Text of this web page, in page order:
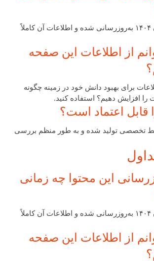
این محتوا در ۲ آبان ۱۴۰۴ به‌روزرسانی شده و اطلاعات آن کاملاً
از اطلاعات این صفحه
برای بهبود دانش خود در زمینه چگونه
افزایش دهیم؟ استفاده کنید.
قابل اعتماد است؟
تخصصی تولید شده و به طور منظم بررسی
این محتوا چه زمانی
این محتوا در ۲ آبان ۱۴۰۴ به‌روزرسانی شده و اطلاعات آن کاملاً
از اطلاعات این صفحه